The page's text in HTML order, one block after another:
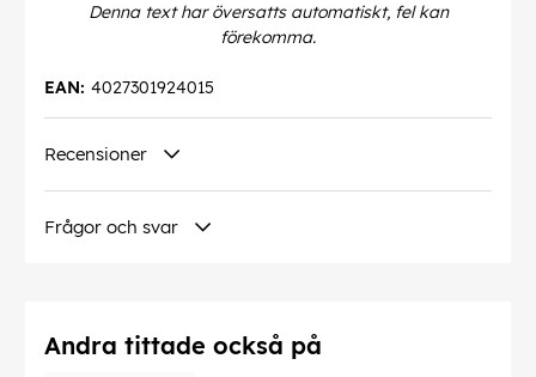
Denna text har översatts automatiskt, fel kan
förekomma.
4027301924015
EAN:
Recensioner
Frågor och svar
Andra tittade också på